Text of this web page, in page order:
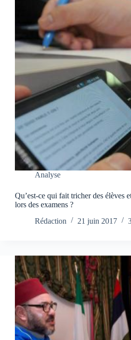
Analyse
Qu’est-ce qui fait tricher des élèves
lors des examens ?
Rédaction
21 juin 2017